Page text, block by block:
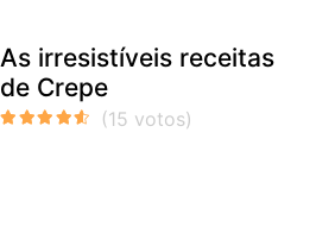
As irresistíveis receitas
de Crepe